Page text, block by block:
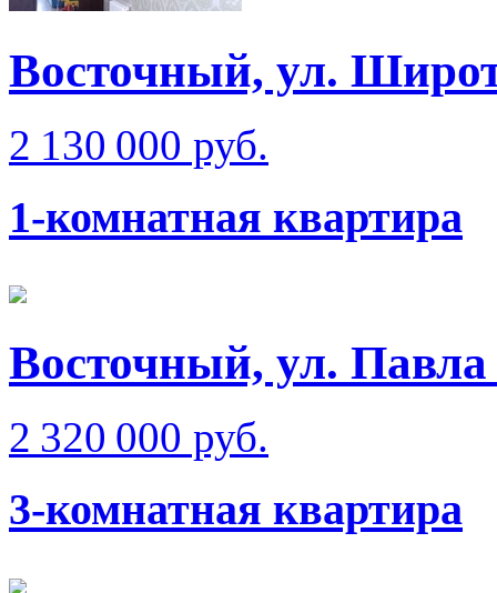
Восточный, ул.
2 130 000 руб.
1-комнатная квартира
Восточный, ул.
2 320 000 руб.
3-комнатная квартира